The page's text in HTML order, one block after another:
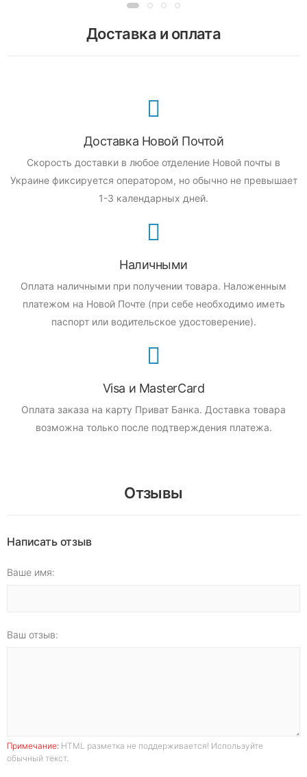
Доставка и оплата
Доставка Новой Почтой
Скорость доставки в любое отделение Новой почты в
Украине фиксируется оператором, но обычно не превышает
1-3 календарных дней.
Наличными
Оплата наличными при получении товара. Наложенным
платежом на Новой Почте (при себе необходимо иметь
паспорт или водительское удостоверение).
Visa и MasterCard
Оплата заказа на карту Приват Банка. Доставка товара
возможна только после подтверждения платежа.
Отзывы
Написать отзыв
Ваше имя:
Ваш отзыв:
Примечание: HTML разметка не поддерживается! Используйте
обычный текст.